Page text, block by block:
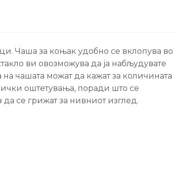
Чаша за коњак удобно се вклопува во
ви овозможува да ја набљудувате
чашата можат да кажат за количината
оштетувања, поради што се
се грижат за нивниот изглед.